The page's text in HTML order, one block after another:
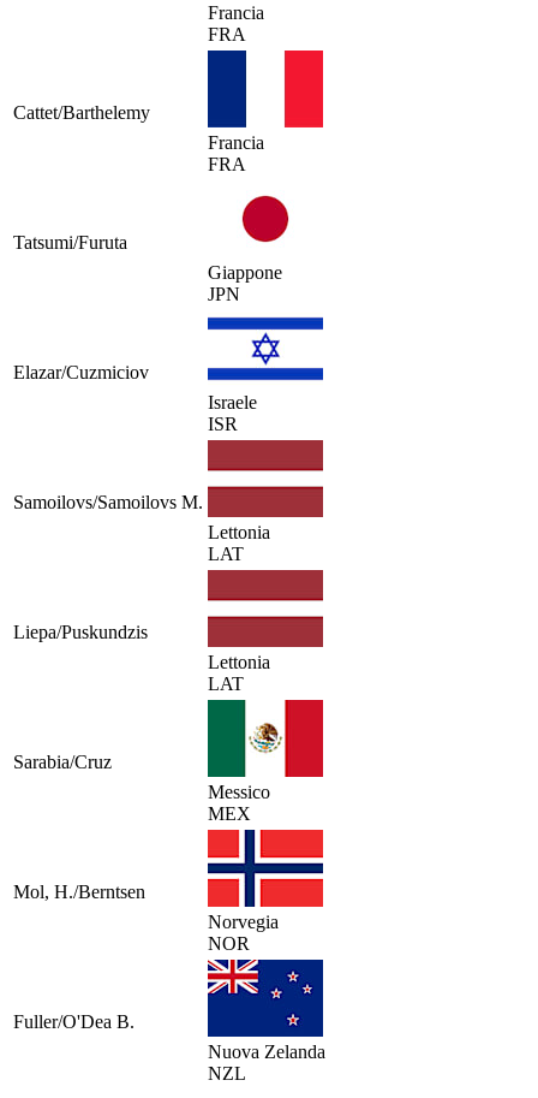
Francia
FRA
Cattet/Barthelemy
Francia
FRA
Tatsumi/Furuta
Giappone
JPN
Elazar/Cuzmiciov
Israele
ISR
Samoilovs/Samoilovs M.
Lettonia
LAT
Liepa/Puskundzis
Lettonia
LAT
Sarabia/Cruz
Messico
MEX
Mol, H./Berntsen
Norvegia
NOR
Fuller/O'Dea B.
Nuova Zelanda
NZL